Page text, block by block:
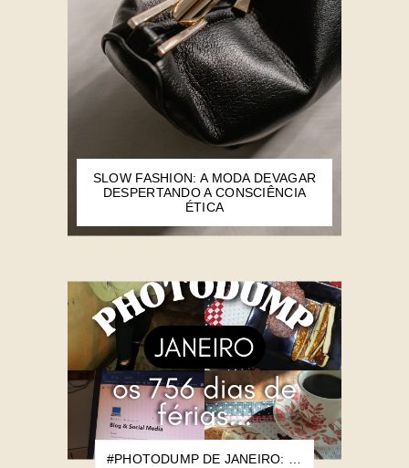
SLOW FASHION: A MODA DEVAGAR
DESPERTANDO A CONSCIÊNCIA
ÉTICA
#PHOTODUMP DE JANEIRO: OS 756 DIAS DE FÉRIAS...